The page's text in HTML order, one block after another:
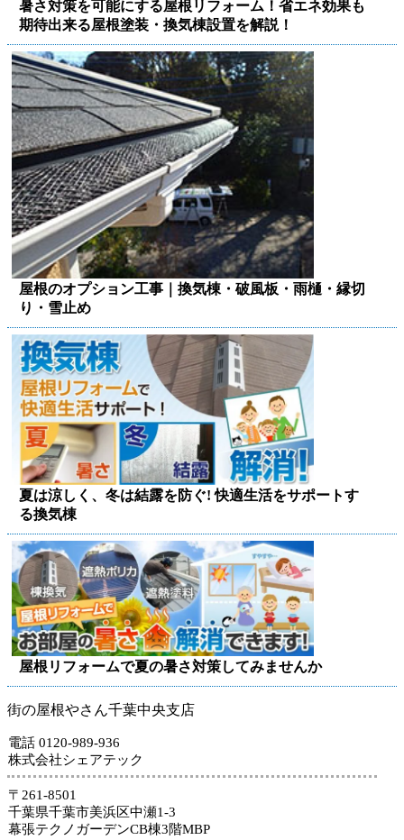
暑さ対策を可能にする屋根リフォーム！省エネ効果も
期待出来る屋根塗装・換気棟設置を解説！
屋根のオプション工事｜換気棟・破風板・雨樋・縁切
り・雪止め
夏は涼しく、冬は結露を防ぐ! 快適生活をサポートす
る換気棟
屋根リフォームで夏の暑さ対策してみませんか
街の屋根やさん千葉中央支店
電話 0120-989-936
株式会社シェアテック
〒261-8501
千葉県千葉市美浜区中瀬1-3
幕張テクノガーデンCB棟3階MBP